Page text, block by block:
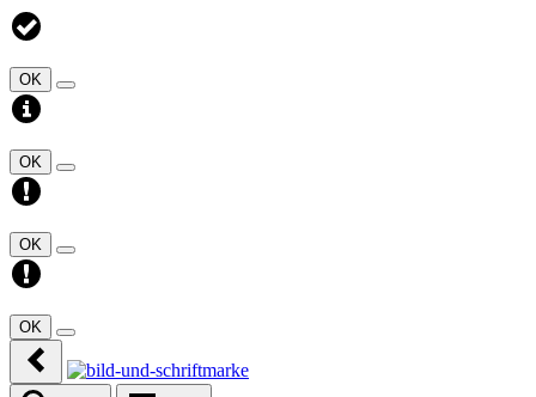
OK
OK
OK
OK